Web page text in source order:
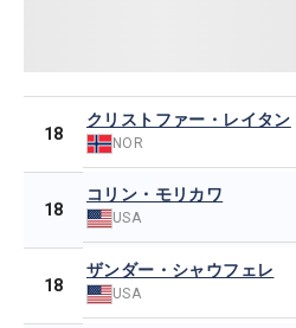
18
クリストファー・レイタン
NOR
18
コリン・モリカワ
USA
18
ザンダー・シャウフェレ
USA